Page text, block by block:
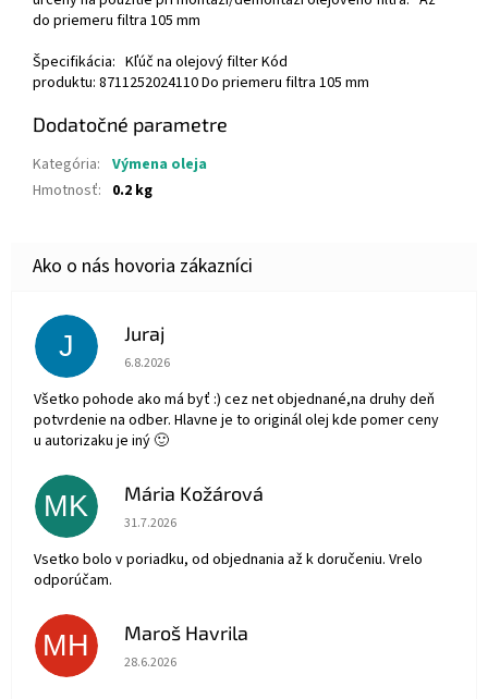
do priemeru filtra 105 mm
Špecifikácia: Kľúč na olejový filter Kód
produktu: 8711252024110 Do priemeru filtra 105 mm
Dodatočné parametre
Kategória: Výmena oleja
Hmotnosť: 0.2 kg
J Juraj
Hodnotenie obchodu je 5 z 5 hviezdičiek.
6.8.2026
Všetko pohode ako má byť :) cez net objednané,na druhy deň
potvrdenie na odber. Hlavne je to originál olej kde pomer ceny
u autorizaku je iný 🙂
MK Mária Kožárová
Hodnotenie obchodu je 5 z 5 hviezdičiek.
31.7.2026
Vsetko bolo v poriadku, od objednania až k doručeniu. Vrelo
odporúčam.
MH Maroš Havrila
Hodnotenie obchodu je 5 z 5 hviezdičiek.
28.6.2026